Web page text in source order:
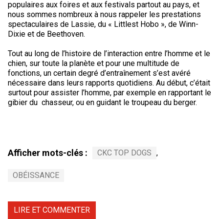
Berger anglais
Berger polonais de plaine
Berger portugais
Puli
Chien d’eau espagnol
Chien Ibizan
Lévrier irlandais
Norrbottenspets
Elkhound norvégien
Petit basset griffon vendéen
Terrier tibétain
Xoloitzcuintli (moyen)
Xoloïtzcuintli (standard)
Setter irlandais
Épagneul cocker américain
Épagneul d’eau américain
Épagneul bleu de Picardie
Épagneul cocker anglais
Terrier de Norwich
Terrier du révérend Russell
Terrier chasseur de rat
Terrier Russell
Terrier Sealyham
Caniche (nain)
Carlin
Petit chien russe
Terrier à poil soyeux
Xoloitzcuintli (nain)
Grand bouvier suisse
Chien du Groenland
Hovawart
Chien d’ours de Carélie
Leonberger
Top Dogs
populaires aux foires et aux festivals partout au pays, et
nous sommes nombreux à nous rappeler les prestations
spectaculaires de Lassie, du « Littlest Hobo », de Winn-
Dixie et de Beethoven.
Tout au long de l’histoire de l’interaction entre l’homme et le
chien, sur toute la planète et pour une multitude de
fonctions, un certain degré d’entraînement s’est avéré
nécessaire dans leurs rapports quotidiens. Au début, c’était
surtout pour assister l’homme, par exemple en rapportant le
gibier du chasseur, ou en guidant le troupeau du berger.
Afficher mots-clés : CKC TOP DOGS ,
OBÉISSANCE
LIRE ET COMMENTER